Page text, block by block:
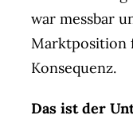
war messbar
Marktposition
Konsequenz.
Das ist der